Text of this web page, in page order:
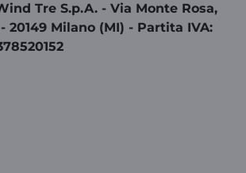
Tre S.p.A. - Via Monte Rosa,
- 20149 Milano (MI) - Partita IVA: